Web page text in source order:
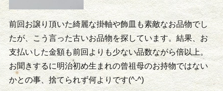
前回お譲り頂いた綺麗な掛軸や飾皿も素敵なお品物でし
たが、こう言った古いお品物を探しています。結果、お
支払いした金額も前回よりも少ない品数ながら倍以上。
お聞きするに明治初め生まれの曾祖母のお持物ではない
かとの事、捨てられず何よりです(^-^)